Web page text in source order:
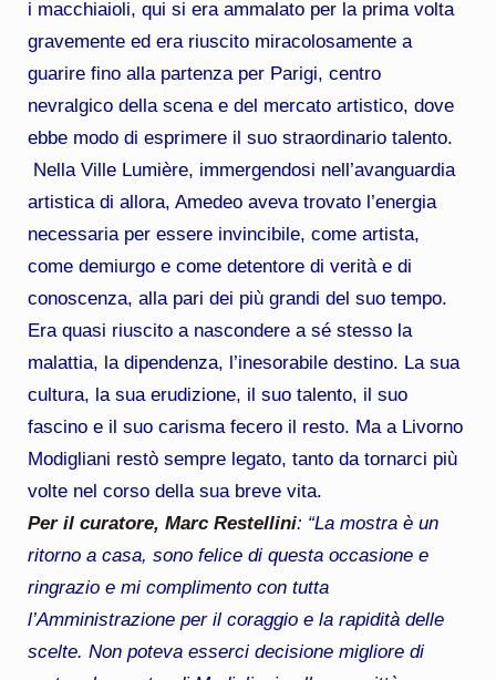
i macchiaioli, qui si era ammalato per la prima volta
gravemente ed era riuscito miracolosamente a
guarire fino alla partenza per Parigi, centro
nevralgico della scena e del mercato artistico, dove
ebbe modo di esprimere il suo straordinario talento.
Nella Ville Lumière, immergendosi nell’avanguardia
artistica di allora, Amedeo aveva trovato l’energia
necessaria per essere invincibile, come artista,
come demiurgo e come detentore di verità e di
conoscenza, alla pari dei più grandi del suo tempo.
Era quasi riuscito a nascondere a sé stesso la
malattia, la dipendenza, l’inesorabile destino. La sua
cultura, la sua erudizione, il suo talento, il suo
fascino e il suo carisma fecero il resto. Ma a Livorno
Modigliani restò sempre legato, tanto da tornarci più
volte nel corso della sua breve vita.
Per il curatore, Marc Restellini: “La mostra è un
ritorno a casa, sono felice di questa occasione e
ringrazio e mi complimento con tutta
l’Amministrazione per il coraggio e la rapidità delle
scelte. Non poteva esserci decisione migliore di